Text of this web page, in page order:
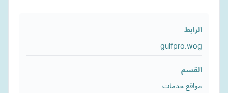
الرابط
gulfpro.wog
القسم
مواقع خدمات